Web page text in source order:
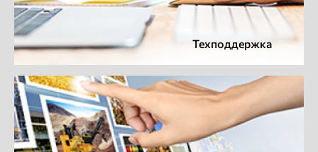
Техподдержка